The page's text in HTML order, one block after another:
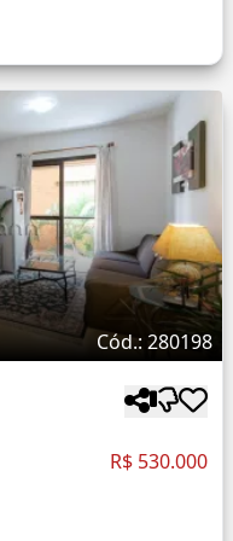
Cód.: 280198
R$ 530.000